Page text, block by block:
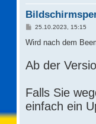
B
i
a
g
25.10.2023, 15:15
Wird nach dem
Ab der
Falls Sie
einfach ein